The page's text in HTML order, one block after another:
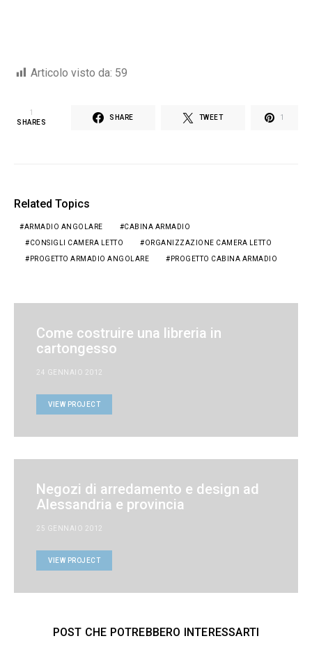
Articolo visto da: 59
1
SHARES
SHARE TWEET 1
Related Topics
ARMADIO ANGOLARE CABINA ARMADIO
CONSIGLI CAMERA LETTO ORGANIZZAZIONE CAMERA LETTO
PROGETTO ARMADIO ANGOLARE PROGETTO CABINA ARMADIO
Come costruire una libreria in
cartongesso
24 GENNAIO 2012
VIEW PROJECT
Negozi di arredamento e design ad
Alessandria e provincia
25 GENNAIO 2012
VIEW PROJECT
POST CHE POTREBBERO INTERESSARTI